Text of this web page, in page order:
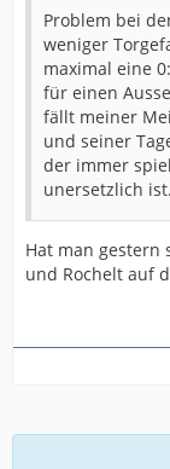
Problem bei
weniger
maximal eine
für einen
fällt meiner
und seiner
der immer
unersetzlich ist.
Hat man gestern
und Rochelt auf